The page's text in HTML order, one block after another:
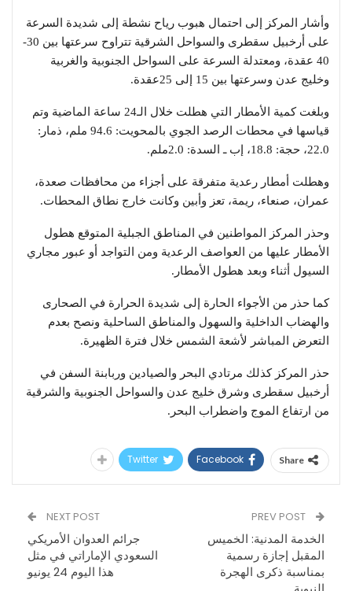
وأشار المركز إلى احتمال هبوب رياح نشطة إلى شديدة السرعة
على أرخبيل سقطرى والسواحل الشرقية تتراوح سرعتها بين 30-
40 عقدة، ومعتدلة السرعة على السواحل الجنوبية والغربية
وخليج عدن وسرعتها بين 15 إلى 25عقدة.
وبلغت كمية الأمطار التي هطلت خلال الـ24 ساعة الماضية وتم
قياسها في محطات الرصد الجوي بالمحويت: 94.6 ملم، ذمار:
22.0، حجة: 18.8، إب ـ السدة: 2.0ملم.
وهطلت أمطار رعدية متفرقة على أجزاء من محافظات صعدة،
عمران، صنعاء، ريمة، تعز وأبين وكانت خارج نطاق المحطات.
وحذر المركز المواطنين في المناطق الجبلية المتوقع هطول
الأمطار عليها من العواصف الرعدية ومن التواجد أو عبور مجاري
السيول أثناء وبعد هطول الأمطار.
كما حذر من الأجواء الحارة إلى شديدة الحرارة في الصحارى
والهضاب الداخلية والسهول والمناطق الساحلية ونصح بعدم
التعرض المباشر لأشعة الشمس خلال فترة الظهيرة.
حذر المركز كذلك مرتادي البحر والصيادين وربابنة السفن في
أرخبيل سقطرى وشرق خليج عدن والسواحل الجنوبية والشرقية
من ارتفاع الموج واضطراب البحر.
Share
Facebook
Twitter
الخدمة المدنية: الخميس
المقبل إجازة رسمية
بمناسبة ذكرى الهجرة
NEXT POST
جرائم العدوان الأمريكي
السعودي الإماراتي في مثل
هذا اليوم 24 يونيو